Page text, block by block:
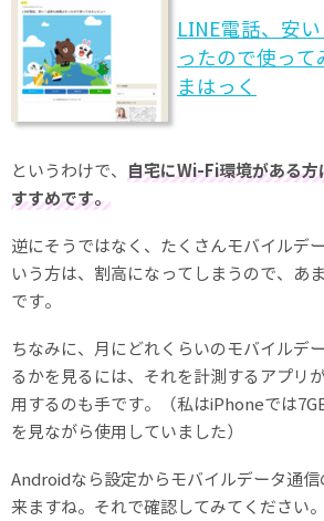
LINE電話、安
ったので使って
まはっく
というわけで、 自宅にWi-Fi環境がある
すすめです。
逆にそうではなく、たくさんモバイルデ
いう方は、割高になってしまうので、あ
です。
ちなみに、月にどれくらいのモバイルデ
るかを見るには、それを計測するアプリ
用するのも手です。（私はiPhoneでは
を見ながら使用していました）
Androidなら設定からモバイルデータ通
来ますね。それで確認してみてください。